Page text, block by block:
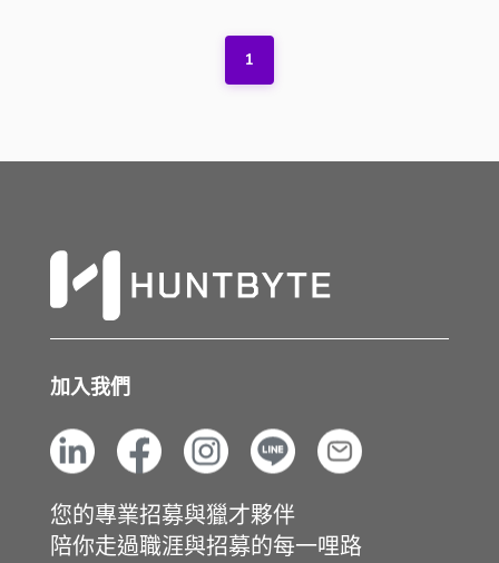
1
加入我們
您的專業招募與獵才夥伴
陪你走過職涯與招募的每一哩路